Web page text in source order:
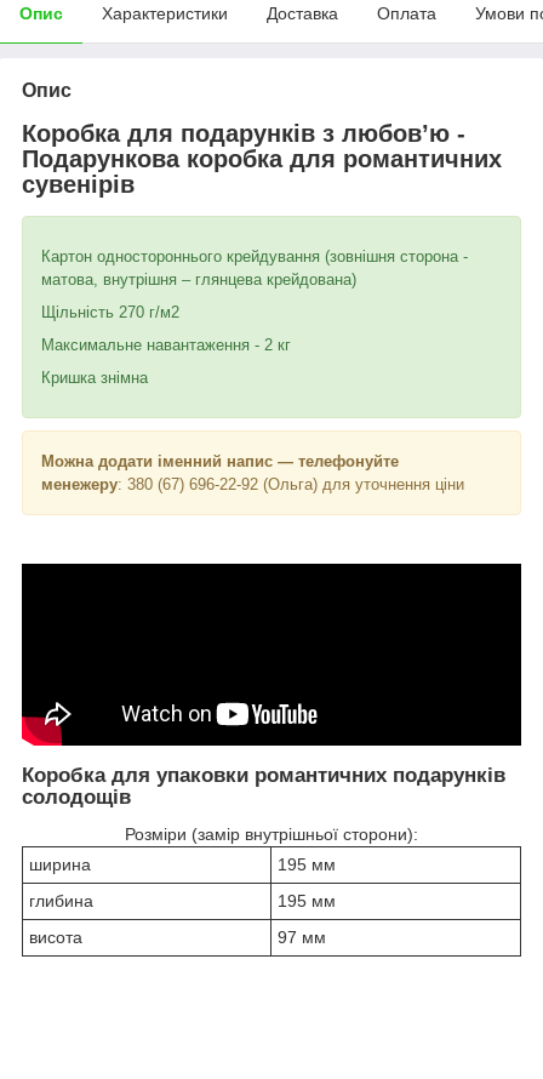
Опис Характеристики Доставка Оплата Умови
Опис
Коробка для подарунків з любов’ю -
Подарункова коробка для романтичних
сувенірів
Картон одностороннього крейдування (зовнішня сторона -
матова, внутрішня – глянцева крейдована)
Щільність 270 г/м2
Максимальне навантаження - 2 кг
Кришка знімна
Можна додати іменний напис — телефонуйте
менежеру: 380 (67) 696-22-92 (Ольга) для уточнення ціни
Коробка для упаковки романтичних подарунків
солодощів
Розміри (замір внутрішньої сторони):
ширина
195 мм
глибина
195 мм
висота
97 мм